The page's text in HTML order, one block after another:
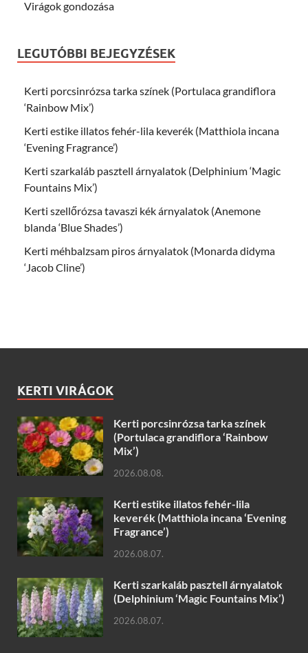
Virágok gondozása
LEGUTÓBBI BEJEGYZÉSEK
Kerti porcsinrózsa tarka színek (Portulaca grandiflora
‘Rainbow Mix’)
Kerti estike illatos fehér-lila keverék (Matthiola incana
‘Evening Fragrance’)
Kerti szarkaláb pasztell árnyalatok (Delphinium ‘Magic
Fountains Mix’)
Kerti szellőrózsa tavaszi kék árnyalatok (Anemone
blanda ‘Blue Shades’)
Kerti méhbalzsam piros árnyalatok (Monarda didyma
‘Jacob Cline’)
KERTI VIRÁGOK
Kerti porcsinrózsa tarka színek
(Portulaca grandiflora ‘Rainbow
Mix’)
2026.08.08.
Kerti estike illatos fehér-lila
keverék (Matthiola incana ‘Evening
Fragrance’)
2026.08.07.
Kerti szarkaláb pasztell árnyalatok
(Delphinium ‘Magic Fountains Mix’)
2026.08.07.